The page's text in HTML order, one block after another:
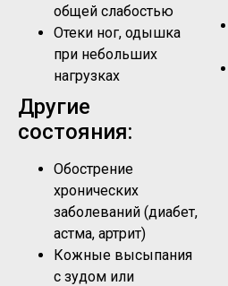
общей слабостью
Отеки ног, одышка
при небольших
нагрузках
Другие
состояния:
Обострение
хронических
заболеваний (диабет,
астма, артрит)
Кожные высыпания
с зудом или